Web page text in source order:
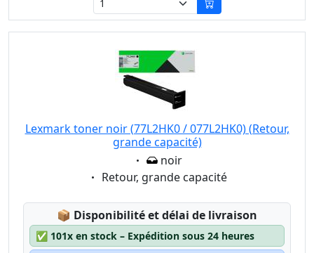
Lexmark toner noir (77L2HK0 / 077L2HK0) (Retour,
grande capacité)
Eigenschaft:
noir
Eigenschaft:
Retour, grande capacité
📦 Lagerstatus:
Disponibilité et délai de livraison
✅ 101x en stock – Expédition sous 24 heures